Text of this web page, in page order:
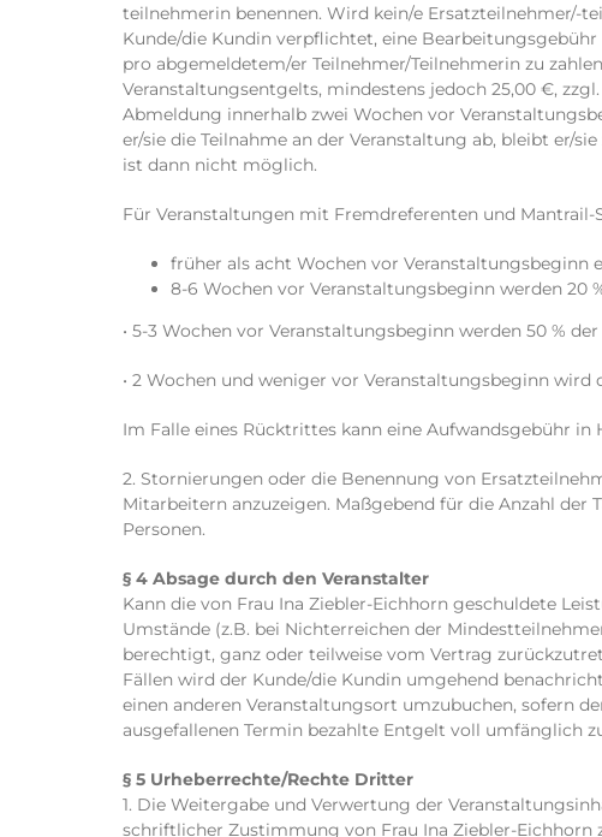
teilnehmerin benennen. Wird kein/e Ersatzteilnehmer/-
Kunde/die Kundin verpflichtet, eine
pro abgemeldetem/er Teilnehmer/Teilnehmerin zu
Veranstaltungsentgelts, mindestens jedoch 25,00 €,
Abmeldung innerhalb zwei Wochen vor
er/sie die Teilnahme an der Veranstaltung ab, bleibt er/
ist dann nicht möglich.
Für Veranstaltungen mit Fremdreferenten und
früher als acht Wochen vor Veranstaltungsbeginn
8-6 Wochen vor Veranstaltungsbeginn werden 20
• 5-3 Wochen vor Veranstaltungsbeginn werden 50 %
• 2 Wochen und weniger vor Veranstaltungsbeginn
Im Falle eines Rücktrittes kann eine Aufwandsgebühr
2. Stornierungen oder die Benennung von
Mitarbeitern anzuzeigen. Maßgebend für die Anzahl
Personen.
§ 4 Absage durch den Veranstalter
Kann die von Frau Ina Ziebler-Eichhorn geschuldete
Umstände (z.B. bei Nichterreichen der
berechtigt, ganz oder teilweise vom Vertrag
Fällen wird der Kunde/die Kundin umgehend
einen anderen Veranstaltungsort umzubuchen, sofern
ausgefallenen Termin bezahlte Entgelt voll umfänglich
§ 5 Urheberrechte/Rechte Dritter
1. Die Weitergabe und Verwertung der
schriftlicher Zustimmung von Frau Ina Ziebler-Eichhorn